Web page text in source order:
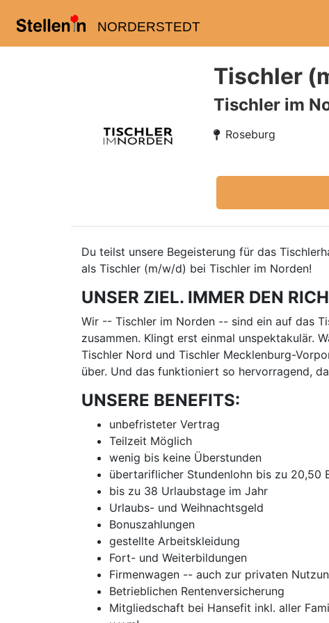
NORDERSTEDT
Tischler
Tischler im
Roseburg
Du teilst unsere Begeisterung für das
als Tischler (m/w/d) bei Tischler im Norden!
UNSER ZIEL. IMMER DEN
Wir -- Tischler im Norden -- sind ein auf das
zusammen. Klingt erst einmal unspektakulär.
Tischler Nord und Tischler Mecklenburg-
über. Und das funktioniert so hervorragend,
UNSERE BENEFITS:
unbefristeter Vertrag
Teilzeit Möglich
wenig bis keine Überstunden
übertariflicher Stundenlohn bis zu 20,50
bis zu 38 Urlaubstage im Jahr
Urlaubs- und Weihnachtsgeld
Bonuszahlungen
gestellte Arbeitskleidung
Fort- und Weiterbildungen
Firmenwagen -- auch zur privaten
Betrieblichen Rentenversicherung
Mitgliedschaft bei Hansefit inkl. aller